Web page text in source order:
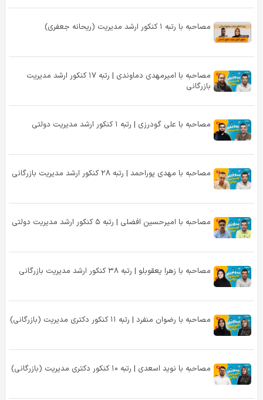
مصاحبه با رتبه ۱ کنکور ارشد مدیریت (ریحانه جعفری)
مصاحبه با امیرمهدی دماوندی | رتبه ۱۷ کنکور ارشد مدیریت
بازرگانی
مصاحبه با علی گودرزی | رتبه ۱ کنکور ارشد مدیریت دولتی
مصاحبه با مهدی پوراحمد | رتبه ۲۸ کنکور ارشد مدیریت بازرگانی
مصاحبه با امیرحسین افضلی | رتبه ۵ کنکور ارشد مدیریت دولتی
مصاحبه با زهرا یعقوبلو | رتبه ۳۸ کنکور ارشد مدیریت بازرگانی
مصاحبه با رضوان منفرد | رتبه ۱۱ کنکور دکتری مدیریت (بازرگانی)
مصاحبه با نوید اسعدی | رتبه ۱۰ کنکور دکتری مدیریت (بازرگانی)